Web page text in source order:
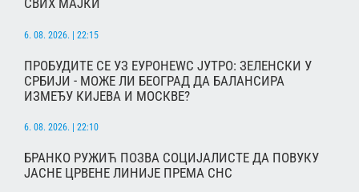
СВИХ МАЈКИ
6. 08. 2026. | 22:15
ПРОБУДИТЕ СЕ УЗ ЕУРОНЕWС ЈУТРО: ЗЕЛЕНСКИ У
СРБИЈИ - МОЖЕ ЛИ БЕОГРАД ДА БАЛАНСИРА
ИЗМЕЂУ КИЈЕВА И МОСКВЕ?
6. 08. 2026. | 22:10
БРАНКО РУЖИЋ ПОЗВА СОЦИЈАЛИСТЕ ДА ПОВУКУ
ЈАСНЕ ЦРВЕНЕ ЛИНИЈЕ ПРЕМА СНС